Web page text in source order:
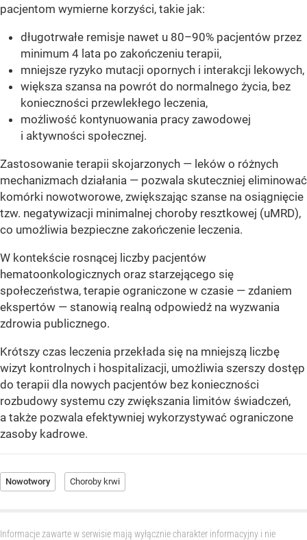
pacjentom wymierne korzyści, takie jak:
długotrwałe remisje nawet u 80–90% pacjentów przez
minimum 4 lata po zakończeniu terapii,
mniejsze ryzyko mutacji opornych i interakcji lekowych,
większa szansa na powrót do normalnego życia, bez
konieczności przewlekłego leczenia,
możliwość kontynuowania pracy zawodowej
i aktywności społecznej.
Zastosowanie terapii skojarzonych — leków o różnych
mechanizmach działania — pozwala skuteczniej eliminować
komórki nowotworowe, zwiększając szanse na osiągnięcie
tzw. negatywizacji minimalnej choroby resztkowej (uMRD),
co umożliwia bezpieczne zakończenie leczenia.
W kontekście rosnącej liczby pacjentów
hematoonkologicznych oraz starzejącego się
społeczeństwa, terapie ograniczone w czasie — zdaniem
ekspertów — stanowią realną odpowiedź na wyzwania
zdrowia publicznego.
Krótszy czas leczenia przekłada się na mniejszą liczbę
wizyt kontrolnych i hospitalizacji, umożliwia szerszy dostęp
do terapii dla nowych pacjentów bez konieczności
rozbudowy systemu czy zwiększania limitów świadczeń,
a także pozwala efektywniej wykorzystywać ograniczone
zasoby kadrowe.
Nowotwory Choroby krwi
Informacje zawarte w serwisie mają wyłącznie charakter informacyjny i nie